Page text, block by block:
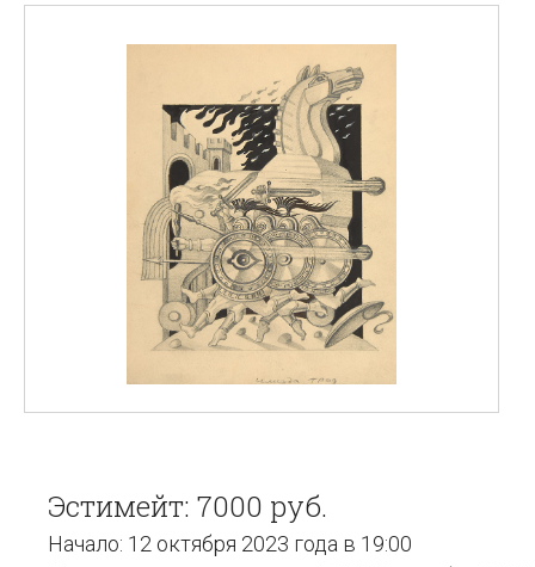
Эстимейт: 7000 руб.
Начало: 12 октября 2023 года в 19:00